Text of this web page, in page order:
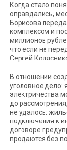
Когда стало
оправдались,
Борисова
комплексом и
миллионов
что если не
Сергей
В отношении
уголовное дело:
электричества
до
не удалось:
подключения к
договоре
продаются без